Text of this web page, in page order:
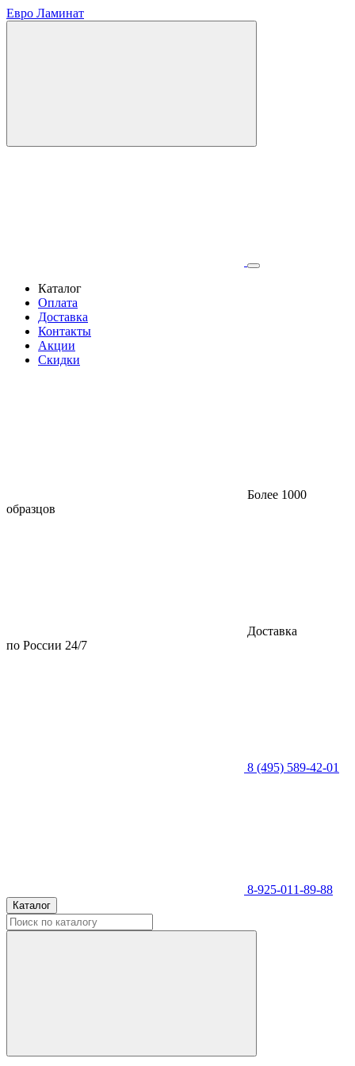
Евро Ламинат
Каталог
Оплата
Доставка
Контакты
Акции
Скидки
Более 1000
образцов
Доставка
по России 24/7
8 (495) 589-42-01
8-925-011-89-88
Каталог